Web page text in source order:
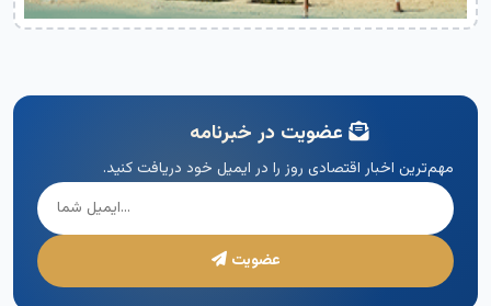
عضویت در خبرنامه
مهم‌ترین اخبار اقتصادی روز را در ایمیل خود دریافت کنید.
عضویت